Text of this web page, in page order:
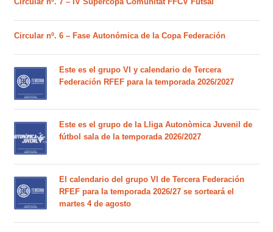
Circular nº. 6 – Fase Autonómica de la Copa Federación
Este es el grupo VI y calendario de Tercera
Federación RFEF para la temporada 2026/2027
Este es el grupo de la Lliga Autonòmica Juvenil de
fútbol sala de la temporada 2026/2027
El calendario del grupo VI de Tercera Federación
RFEF para la temporada 2026/27 se sorteará el
martes 4 de agosto